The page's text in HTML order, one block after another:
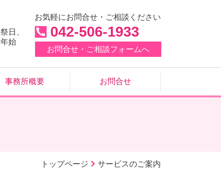
日、
始
お気軽にお問合せ・ご相談ください
042-506-1933
お問合せ・ご相談フォームへ
事務所概要 お問合せ
トップページ サービスのご案内